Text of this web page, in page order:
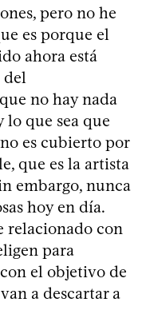
pero no he
es porque el
ahora está
no hay nada
lo que sea que
es cubierto por
que es la artista
embargo, nunca
hoy en día.
relacionado con
para
el objetivo de
a descartar a